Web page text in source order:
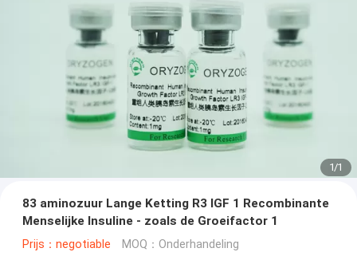
1/1
83 aminozuur Lange Ketting R3 IGF 1 Recombinante
Menselijke Insuline - zoals de Groeifactor 1
Prijs：negotiable MOQ：Onderhandeling